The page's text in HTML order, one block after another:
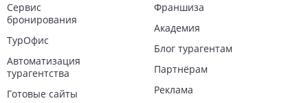
Сервис
бронирования
ТурОфис
Автоматизация
турагентства
Готовые сайты
Франшиза
Академия
Блог турагентам
Партнёрам
Реклама